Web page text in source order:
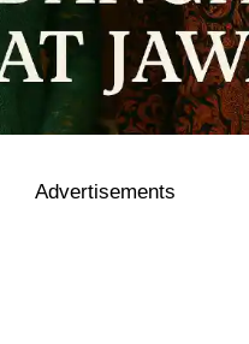
Advertisements